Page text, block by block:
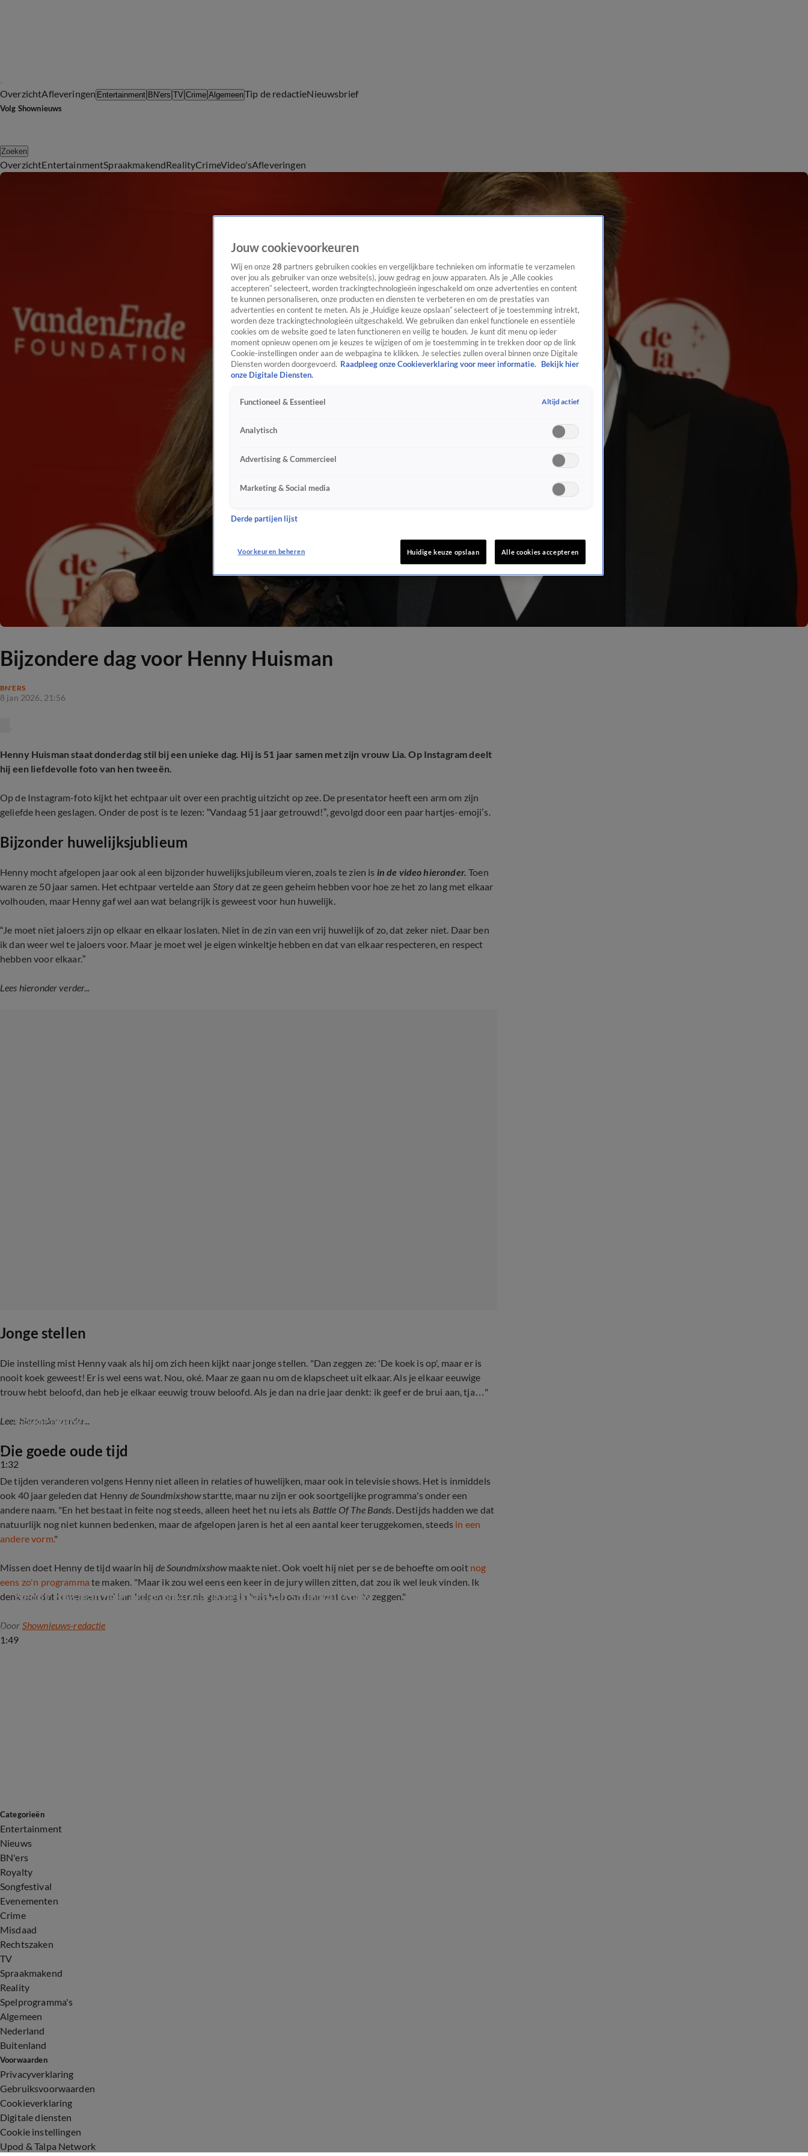
OverzichtAfleveringen Entertainment BN'ers TV Crime AlgemeenTip de redactieNieuwsbrief
Volg Shownieuws
Zoeken
OverzichtEntertainmentSpraakmakendRealityCrimeVideo'sAfleveringen
Bijzondere dag voor Henny Huisman
BN'ERS
8 jan 2026, 21:56
Henny Huisman staat donderdag stil bij een unieke dag. Hij is 51 jaar samen met zijn vrouw Lia. Op Instagram deelt
hij een liefdevolle foto van hen tweeën.
Op de Instagram-foto kijkt het echtpaar uit over een prachtig uitzicht op zee. De presentator heeft een arm om zijn
geliefde heen geslagen. Onder de post is te lezen: “Vandaag 51 jaar getrouwd!”, gevolgd door een paar hartjes-emoji’s.
Bijzonder huwelijksjublieum
Henny mocht afgelopen jaar ook al een bijzonder huwelijksjubileum vieren, zoals te zien is in de video hieronder.Toen
waren ze 50 jaar samen. Het echtpaar vertelde aan Storydat ze geen geheim hebben voor hoe ze het zo lang met elkaar
volhouden, maar Henny gaf wel aan wat belangrijk is geweest voor hun huwelijk.
“Je moet niet jaloers zijn op elkaar en elkaar loslaten. Niet in de zin van een vrij huwelijk of zo, dat zeker niet. Daar ben
ik dan weer wel te jaloers voor. Maar je moet wel je eigen winkeltje hebben en dat van elkaar respecteren, en respect
hebben voor elkaar.”
Lees hieronder verder...
Jonge stellen
Die instelling mist Henny vaak als hij om zich heen kijkt naar jonge stellen. "Dan zeggen ze: 'De koek is op', maar er is
nooit koek geweest! Er is wel eens wat. Nou, oké. Maar ze gaan nu om de klapscheet uit elkaar. Als je elkaar eeuwige
trouw hebt beloofd, dan heb je elkaar eeuwig trouw beloofd. Als je dan na drie jaar denkt: ik geef er de brui aan, tja…"
Lees hieronder verder...
1:32
Gouden huwelijksjubileum voor Henny Huisman
Die goede oude tijd
De tijden veranderen volgens Henny niet alleen in relaties of huwelijken, maar ook in televisie shows. Het is inmiddels
ook 40 jaar geleden dat Henny de Soundmixshowstartte, maar nu zijn er ook soortgelijke programma's onder een
andere naam. "En het bestaat in feite nog steeds, alleen heet het nu iets als Battle Of The Bands. Destijds hadden we dat
natuurlijk nog niet kunnen bedenken, maar de afgelopen jaren is het al een aantal keer teruggekomen, steeds in een
andere vorm."
Missen doet Henny de tijd waarin hij de Soundmixshowmaakte niet. Ook voelt hij niet per se de behoefte om ooit nog
eens zo'n programmate maken. "Maar ik zou wel eens een keer in de jury willen zitten, dat zou ik wel leuk vinden. Ik
denk ook dat ik mensen wel kan helpen en kennis genoeg in huis heb om daar wat over te zeggen."
1:49
Henny Huisman blikt terug op 40-jarig bestaan van Soundmixshow
Door Shownieuws-redactie
Categorieën
Entertainment
Nieuws
BN'ers
Royalty
Songfestival
Evenementen
Crime
Misdaad
Rechtszaken
TV
Spraakmakend
Reality
Spelprogramma's
Algemeen
Nederland
Buitenland
Voorwaarden
Privacyverklaring
Gebruiksvoorwaarden
Cookieverklaring
Digitale diensten
Cookie instellingen
Upod & Talpa Network
Jouw cookievoorkeuren
Wij en onze 28 partners gebruiken cookies en vergelijkbare technieken om informatie te verzamelen
over jou als gebruiker van onze website(s), jouw gedrag en jouw apparaten. Als je „Alle cookies
accepteren” selecteert, worden trackingtechnologieën ingeschakeld om onze advertenties en content
te kunnen personaliseren, onze producten en diensten te verbeteren en om de prestaties van
advertenties en content te meten. Als je „Huidige keuze opslaan” selecteert of je toestemming intrekt,
worden deze trackingtechnologieën uitgeschakeld. We gebruiken dan enkel functionele en essentiële
cookies om de website goed te laten functioneren en veilig te houden. Je kunt dit menu op ieder
moment opnieuw openen om je keuzes te wijzigen of om je toestemming in te trekken door op de link
Cookie-instellingen onder aan de webpagina te klikken. Je selecties zullen overal binnen onze Digitale
Diensten worden doorgevoerd. Raadpleeg onze Cookieverklaring voor meer informatie.
Bekijk hier
onze Digitale Diensten.
Functioneel & Essentieel Altijd actief
Analytisch
Advertising & Commercieel
Marketing & Social media
Derde partijen lijst
Voorkeuren beheren Huidige keuze opslaan Alle cookies accepteren